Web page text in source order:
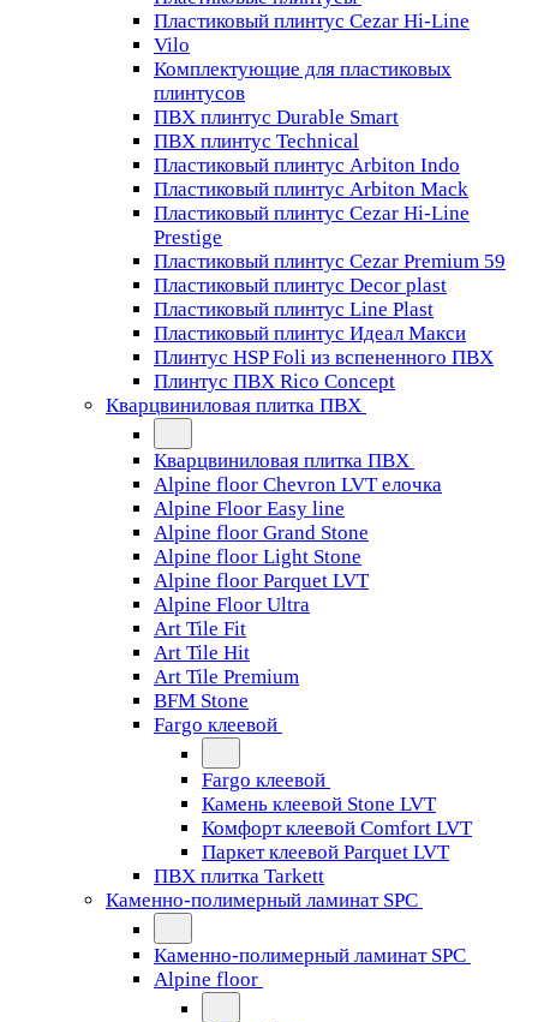
Пластиковый плинтус Cezar Hi-Line
Vilo
Комплектующие для пластиковых
плинтусов
ПВХ плинтус Durable Smart
ПВХ плинтус Technical
Пластиковый плинтус Arbiton Indo
Пластиковый плинтус Arbiton Mack
Пластиковый плинтус Cezar Hi-Line
Prestige
Пластиковый плинтус Cezar Premium 59
Пластиковый плинтус Decor plast
Пластиковый плинтус Line Plast
Пластиковый плинтус Идеал Макси
Плинтус HSP Foli из вспененного ПВХ
Плинтус ПВХ Rico Concept
Кварцвиниловая плитка ПВХ
Кварцвиниловая плитка ПВХ
Alpine floor Chevron LVT елочка
Alpine Floor Easy line
Alpine floor Grand Stone
Alpine floor Light Stone
Alpine floor Parquet LVT
Alpine Floor Ultra
Art Tile Fit
Art Tile Hit
Art Tile Premium
BFM Stone
Fargo клеевой
Fargo клеевой
Камень клеевой Stone LVT
Комфорт клеевой Comfort LVT
Паркет клеевой Parquet LVT
ПВХ плитка Tarkett
Каменно-полимерный ламинат SPC
Каменно-полимерный ламинат SPC
Alpine floor